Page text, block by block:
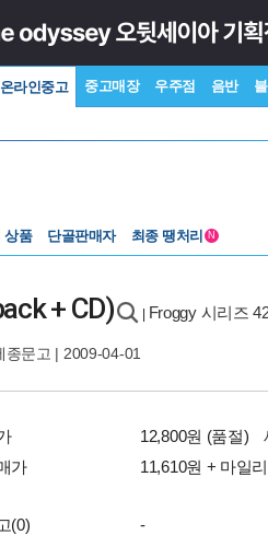
온라인중고 중고매장 우주점 음반
상품 단골판매자 최종 땡처리 N
+ CD) Froggy 시리즈
종문고 | 2009-04-01
12,800원 (품절)
가
11,610원 + 마일
(0)
-